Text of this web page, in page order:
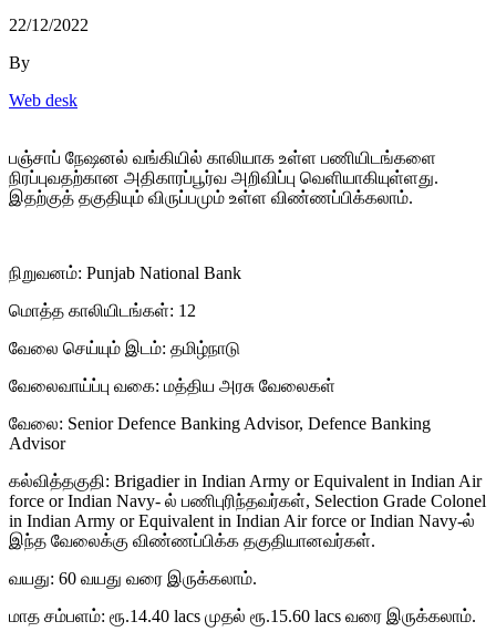
22/12/2022
By
Web desk
பஞ்சாப் நேஷனல் வங்கியில் காலியாக உள்ள பணியிடங்களை
நிரப்புவதற்கான அதிகாரப்பூர்வ அறிவிப்பு வெளியாகியுள்ளது.
இதற்குத் தகுதியும் விருப்பமும் உள்ள விண்ணப்பிக்கலாம்.
நிறுவனம்: Punjab National Bank
மொத்த காலியிடங்கள்: 12
வேலை செய்யும் இடம்: தமிழ்நாடு
வேலைவாய்ப்பு வகை: மத்திய அரசு வேலைகள்
வேலை: Senior Defence Banking Advisor, Defence Banking
Advisor
கல்வித்தகுதி: Brigadier in Indian Army or Equivalent in Indian Air
force or Indian Navy- ல் பணிபுரிந்தவர்கள், Selection Grade Colonel
in Indian Army or Equivalent in Indian Air force or Indian Navy-ல்
இந்த வேலைக்கு விண்ணப்பிக்க தகுதியானவர்கள்.
வயது: 60 வயது வரை இருக்கலாம்.
மாத சம்பளம்: ரூ.14.40 lacs முதல் ரூ.15.60 lacs வரை இருக்கலாம்.